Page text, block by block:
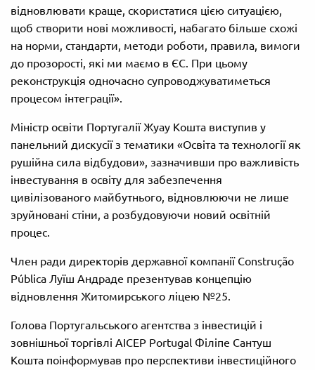
відновлювати краще, скористатися цією ситуацією,
щоб створити нові можливості, набагато більше схожі
на норми, стандарти, методи роботи, правила, вимоги
до прозорості, які ми маємо в ЄС. При цьому
реконструкція одночасно супроводжуватиметься
процесом інтеграції».
Міністр освіти Португалії Жуау Кошта виступив у
панельний дискусії з тематики «Освіта та технології як
рушійна сила відбудови», зазначивши про важливість
інвестування в освіту для забезпечення
цивілізованого майбутнього, відновлюючи не лише
зруйновані стіни, а розбудовуючи новий освітній
процес.
Член ради директорів державної компанії Construção
Pública Луїш Андраде презентував концепцію
відновлення Житомирського ліцею №25.
Голова Португальського агентства з інвестицій і
зовнішньої торгівлі AICEP Portugal Філіпе Сантуш
Кошта поінформував про перспективи інвестиційного